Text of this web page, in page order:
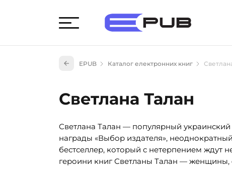
(527)
(55)
EPUB Каталог електронних книг
Светлана Талан
Светлана Талан — популярный
награды «Выбор издателя»,
бестселлер, который с нетерпением ждут
героини книг Светланы Талан — женщины,